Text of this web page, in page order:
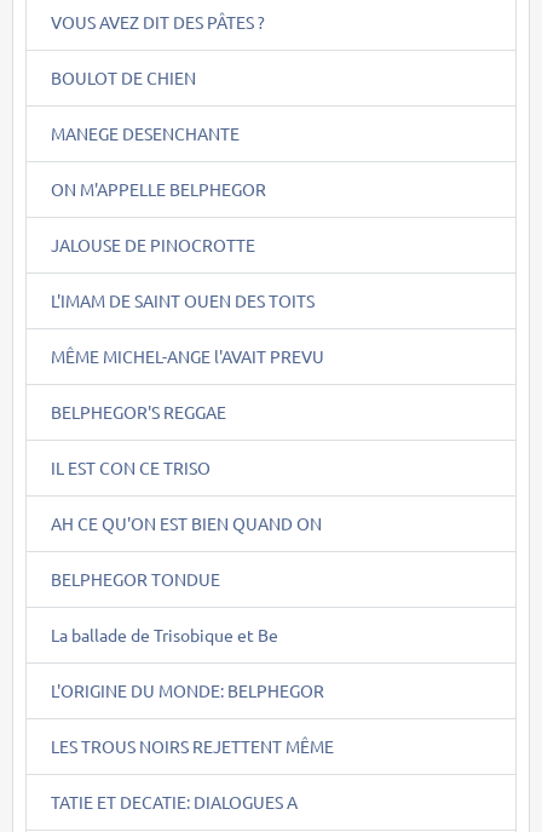
VOUS AVEZ DIT DES PÂTES ?
BOULOT DE CHIEN
MANEGE DESENCHANTE
ON M'APPELLE BELPHEGOR
JALOUSE DE PINOCROTTE
L'IMAM DE SAINT OUEN DES TOITS
MÊME MICHEL-ANGE l'AVAIT PREVU
BELPHEGOR'S REGGAE
IL EST CON CE TRISO
AH CE QU'ON EST BIEN QUAND ON
BELPHEGOR TONDUE
La ballade de Trisobique et Be
L'ORIGINE DU MONDE: BELPHEGOR
LES TROUS NOIRS REJETTENT MÊME
TATIE ET DECATIE: DIALOGUES A